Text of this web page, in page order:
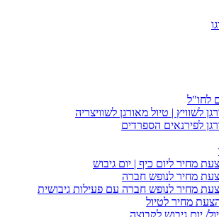
לחו"ל
לשוויץ | טיול מאורגן לשוויצריה
לפירנאים הספרדים
מחיר ליום כיף | יום גיבוש
מחיר לנופש חברה
מחיר לנופש חברה עם פעילות גיבושית
מחיר לטיול
יום גיבוש לקבוצה